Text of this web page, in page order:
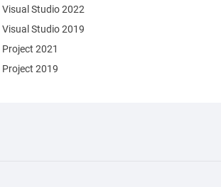
Visual Studio 2022
Visual Studio 2019
Project 2021
Project 2019